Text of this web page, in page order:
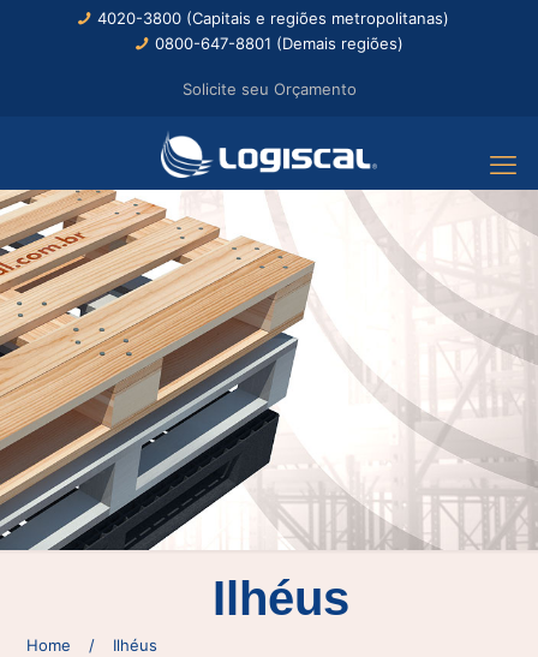
4020-3800 (Capitais e regiões metropolitanas)
0800-647-8801 (Demais regiões)
Solicite seu Orçamento
Ilhéus
Home / Ilhéus